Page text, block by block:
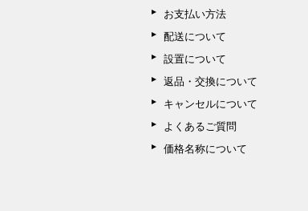
お支払い方法
配送について
設置について
返品・交換について
キャンセルについて
よくあるご質問
価格名称について